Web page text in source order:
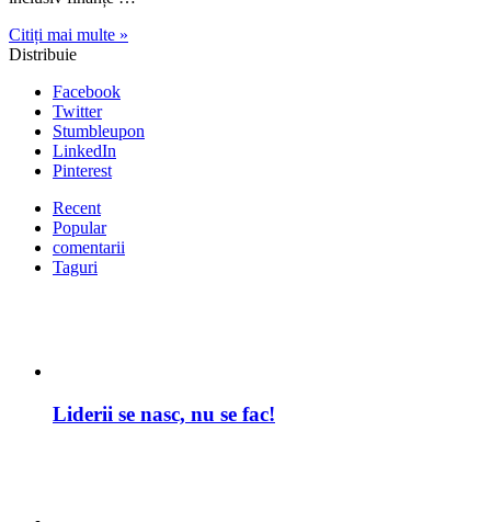
Citiți mai multe »
Distribuie
Facebook
Twitter
Stumbleupon
LinkedIn
Pinterest
Recent
Popular
comentarii
Taguri